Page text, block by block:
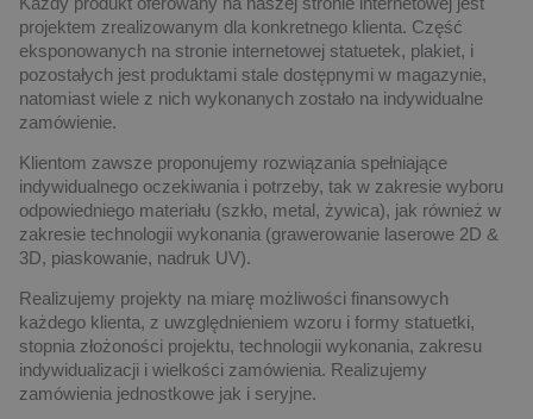
projektem zrealizowanym dla konkretnego klienta. Część
eksponowanych na stronie internetowej statuetek, plakiet, i
pozostałych jest produktami stale dostępnymi w magazynie,
natomiast wiele z nich wykonanych zostało na indywidualne
zamówienie.
Klientom zawsze proponujemy rozwiązania spełniające
indywidualnego oczekiwania i potrzeby, tak w zakresie wyboru
odpowiedniego materiału (szkło, metal, żywica), jak również w
zakresie technologii wykonania (grawerowanie laserowe 2D &
3D, piaskowanie, nadruk UV).
Realizujemy projekty na miarę możliwości finansowych
każdego klienta, z uwzględnieniem wzoru i formy statuetki,
stopnia złożoności projektu, technologii wykonania, zakresu
indywidualizacji i wielkości zamówienia. Realizujemy
zamówienia jednostkowe jak i seryjne.